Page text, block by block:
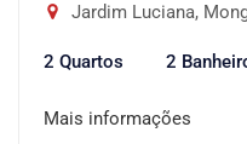
Jardim Luciana,
2 Quartos 2
Mais informações